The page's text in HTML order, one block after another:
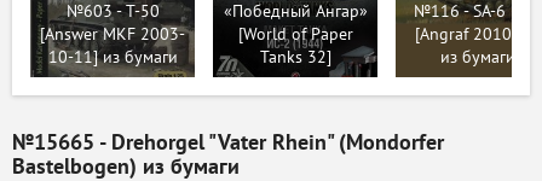
№603 - T-50
[Answer MKF 2003-
10-11] из бумаги
«Победный Ангар»
[World of Paper
Tanks 32]
№116 - SA-6 KUB
[Angraf 2010-02]
из бумаги
№15665 - Drehorgel "Vater Rhein" (Mondorfer
Bastelbogen) из бумаги